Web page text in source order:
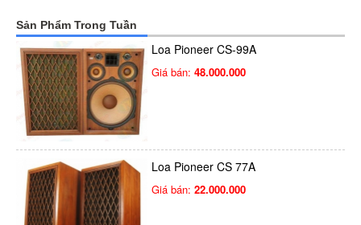
Sản Phẩm Trong Tuần
Loa Pioneer CS-99A
Giá bán:48.000.000
Loa Pioneer CS 77A
Giá bán:22.000.000